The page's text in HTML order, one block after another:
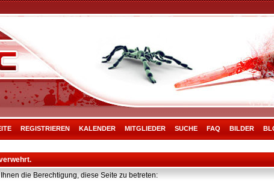
REGISTRIEREN KALENDER MITGLIEDER SUCHE FAQ BILDER
die Berechtigung, diese Seite zu betreten: